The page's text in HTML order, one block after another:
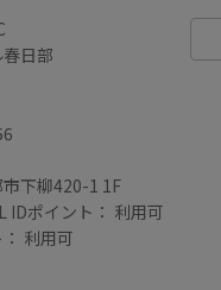
日部
下柳420-1 1F
IDポイント： 利用可
利用可